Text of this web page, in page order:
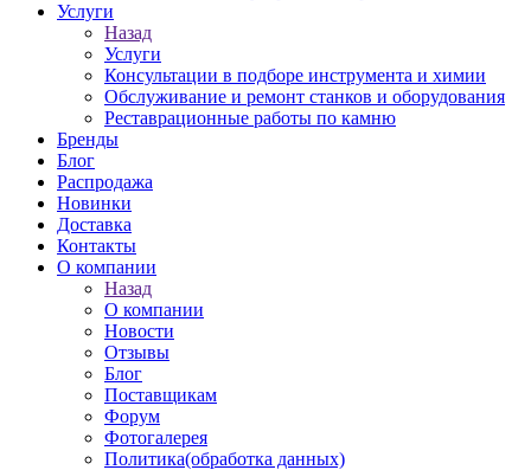
Услуги
Назад
Услуги
Консультации в подборе инструмента и химии
Обслуживание и ремонт станков и оборудования
Реставрационные работы по камню
Бренды
Блог
Распродажа
Новинки
Доставка
Контакты
О компании
Назад
О компании
Новости
Отзывы
Блог
Поставщикам
Форум
Фотогалерея
Политика(обработка данных)